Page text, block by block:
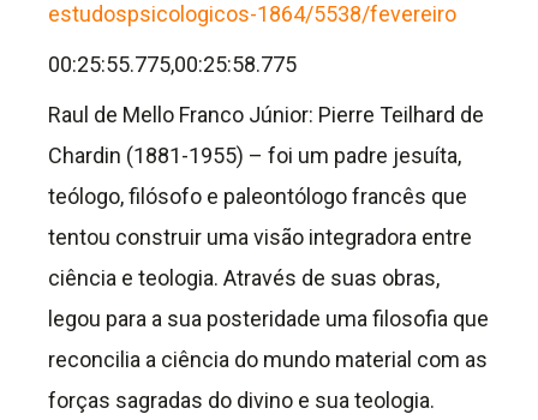
estudospsicologicos-1864/5538/fevereiro
00:25:55.775,00:25:58.775
Raul de Mello Franco Júnior: Pierre Teilhard de
Chardin (1881-1955) – foi um padre jesuíta,
teólogo, filósofo e paleontólogo francês que
tentou construir uma visão integradora entre
ciência e teologia. Através de suas obras,
legou para a sua posteridade uma filosofia que
reconcilia a ciência do mundo material com as
forças sagradas do divino e sua teologia.